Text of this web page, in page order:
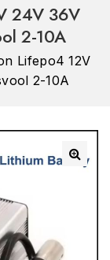
24V 36V
2-10A
Lifepo4 12V
2-10A